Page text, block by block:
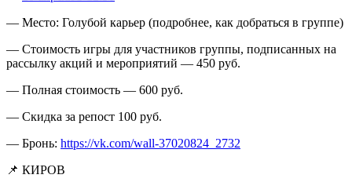
— Место: Голубой карьер (подробнее, как добраться в группе)
— Стоимость игры для участников группы, подписанных на
рассылку акций и мероприятий — 450 руб.
— Полная стоимость — 600 руб.
— Скидка за репост 100 руб.
— Бронь: https://vk.com/wall-37020824_2732
📌 КИРОВ